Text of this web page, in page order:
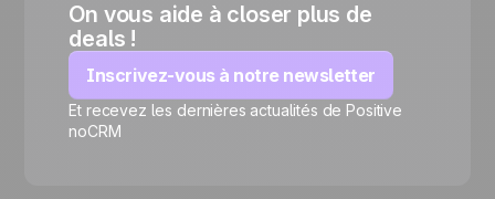
On vous aide à closer plus de
deals !
Inscrivez-vous à notre newsletter
Et recevez les dernières actualités de Positive
noCRM